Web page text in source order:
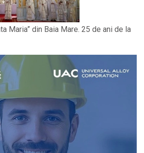
Maria” din Baia Mare. 25 de ani de la